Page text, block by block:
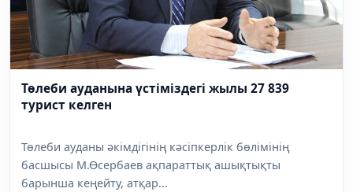
Төлеби ауданына үстіміздегі жылы 27 839
турист келген
Төлеби ауданы әкімдігінің кәсіпкерлік бөлімінің
басшысы М.Өсербаев ақпараттық ашықтықты
барынша кеңейту, атқар...